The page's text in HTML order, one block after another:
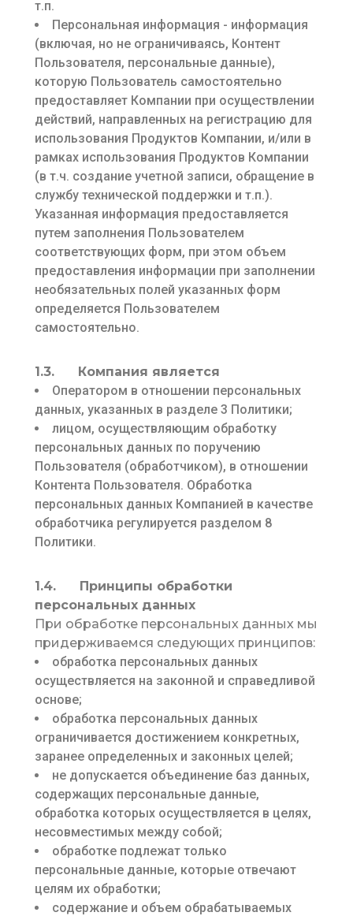
т.п.
Персональная информация - информация
(включая, но не ограничиваясь, Контент
Пользователя, персональные данные),
которую Пользователь самостоятельно
предоставляет Компании при осуществлении
действий, направленных на регистрацию для
использования Продуктов Компании, и/или в
рамках использования Продуктов Компании
(в т.ч. создание учетной записи, обращение в
службу технической поддержки и т.п.).
Указанная информация предоставляется
путем заполнения Пользователем
соответствующих форм, при этом объем
предоставления информации при заполнении
необязательных полей указанных форм
определяется Пользователем
самостоятельно.
1.3. Компания является
Оператором в отношении персональных
данных, указанных в разделе 3 Политики;
лицом, осуществляющим обработку
персональных данных по поручению
Пользователя (обработчиком), в отношении
Контента Пользователя. Обработка
персональных данных Компанией в качестве
обработчика регулируется разделом 8
Политики.
1.4. Принципы обработки
персональных данных
При обработке персональных данных мы
придерживаемся следующих принципов:
обработка персональных данных
осуществляется на законной и справедливой
основе;
обработка персональных данных
ограничивается достижением конкретных,
заранее определенных и законных целей;
не допускается объединение баз данных,
содержащих персональные данные,
обработка которых осуществляется в целях,
несовместимых между собой;
обработке подлежат только
персональные данные, которые отвечают
целям их обработки;
содержание и объем обрабатываемых